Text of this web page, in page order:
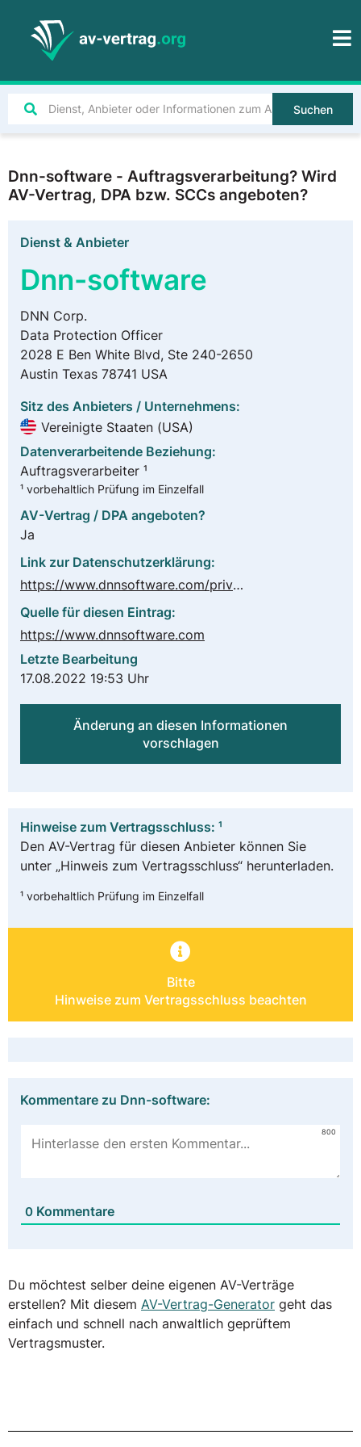
Suchen
Dnn-software - Auftragsverarbeitung? Wird
AV-Vertrag, DPA bzw. SCCs angeboten?
Dienst & Anbieter
Dnn-software
DNN Corp.
Data Protection Officer
2028 E Ben White Blvd, Ste 240-2650
Austin Texas 78741 USA
Sitz des Anbieters / Unternehmens:
Vereinigte Staaten (USA)
Datenverarbeitende Beziehung:
Auftragsverarbeiter ¹
¹ vorbehaltlich Prüfung im Einzelfall
AV-Vertrag / DPA angeboten?
Ja
Link zur Datenschutzerklärung:
https://www.dnnsoftware.com/privacy
Quelle für diesen Eintrag:
https://www.dnnsoftware.com
Letzte Bearbeitung
17.08.2022 19:53 Uhr
Änderung an diesen Informationen
vorschlagen
Hinweise zum Vertragsschluss: ¹
Den AV-Vertrag für diesen Anbieter können Sie
unter „Hinweis zum Vertragsschluss“ herunterladen.
¹ vorbehaltlich Prüfung im Einzelfall
Bitte
Hinweise zum Vertragsschluss beachten
Kommentare zu Dnn-software:
800
0 Kommentare
Du möchtest selber deine eigenen AV-Verträge
erstellen? Mit diesem AV-Vertrag-Generator geht das
einfach und schnell nach anwaltlich geprüftem
Vertragsmuster.